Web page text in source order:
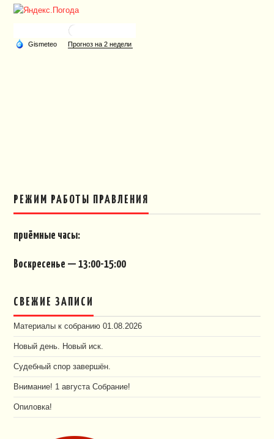
РЕЖИМ РАБОТЫ ПРАВЛЕНИЯ
приёмные часы:
Воскресенье — 13:00-15:00
СВЕЖИЕ ЗАПИСИ
Материалы к собранию 01.08.2026
Новый день. Новый иск.
Судебный спор завершён.
Внимание! 1 августа Собрание!
Опиловка!